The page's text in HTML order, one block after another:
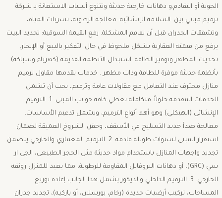
الجوية أو التقادم.و دهانات خارجية حديثة وتتنوع أسباب الاستعانة بـ شركة
ترميم مباني بين: ​السلامة الإنشائية: معالجة الرطوبة، تسربات المياه،
وتشققات الجدران قبل أن تفاقم المشكلة. ​رفع القيمة السوقية: تجديد البيت
يرفع من قيمته العقارية بشكل ملحوظ في حال التفكير بالبيع أو الإيجار. ​
تحديث المظهر وتوفير الطاقة: استبدال الأنظمة القديمة (كهرباء وسباكة)
بأنظمة حديثة موفرة للطاقة وذات مظهر . ​خدمات يقدمها مقاول ترميم
منازل محترف ​عند التعامل مع مقاولات عامة وترميم، يجب أن تشمل
الخدمات المقدمة حلولاً متكاملة تغطي كافة جوانب المبنى: ​1. الترميم
الإنشائي (الهيكلي) ​وهو أهم أنواع الترميم، ويشمل تدعيم الأساسات،
معالجة صدأ حديد التسليح في الأسقف، وحقن الشروخ العميقة لضمان
استقرار المبنى لسنوات طويلة قادمة. ​2. الترميم المعماري والخارجي ​يتضمن
تجديد واجهات المنازل باستخدام مواد حديثة مثل الحجر الطبيعي، الجي ار
سي (GRC)، أو دهانات البروفايل المقاومة للرطوبة، مما يعيد للمنزل رونقه
الخارجي. ​3. الترميم الداخلي والديكور ​يشمل هذا الجانب إعادة توزيع
المساحات، تركيب أرضيات جديدة (رخام، بورسلان، أو باركيه)، تجديد جدران